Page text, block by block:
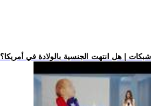
.. شبكات | هل انتهت الجنسية بالولادة في أمريكا؟